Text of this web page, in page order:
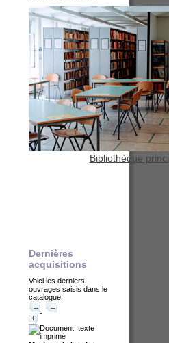
Bibliothèque
Dernières
acquisitions
Voici les derniers
ouvrages saisis dans le
catalogue :